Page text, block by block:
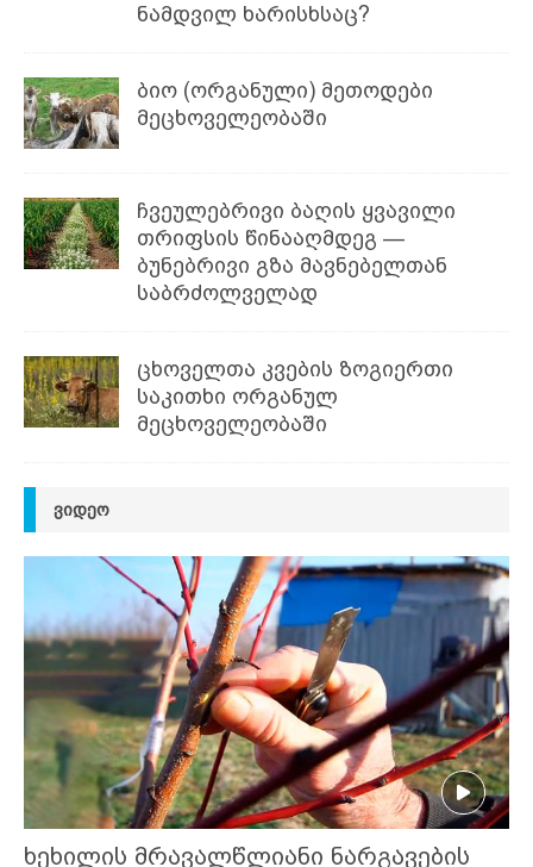
ნამდვილ ხარისხსაც?
ბიო (ორგანული) მეთოდები
მეცხოველეობაში
ჩვეულებრივი ბაღის ყვავილი
თრიფსის წინააღმდეგ —
ბუნებრივი გზა მავნებელთან
საბრძოლველად
ცხოველთა კვების ზოგიერთი
საკითხი ორგანულ
მეცხოველეობაში
ᲕᲘᲓᲔᲝ
ხეხილის მრავალწლიანი ნარგავების